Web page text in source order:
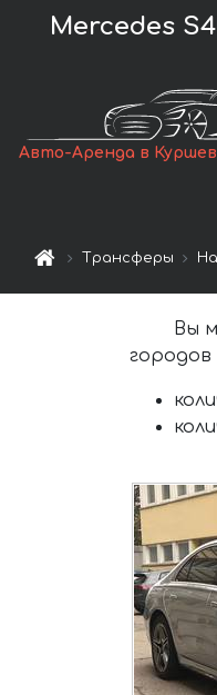
Mercedes
Авто-Аренда в
Трансферы
Вы